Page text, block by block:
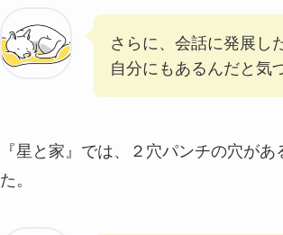
さらに、会話に発展し
自分にもあるんだと気
『星と家』では、２穴パンチの穴が
た。